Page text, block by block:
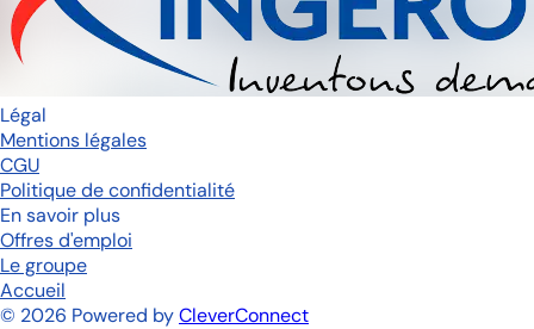
Légal
Mentions légales
CGU
Politique de confidentialité
En savoir plus
Offres d'emploi
Le groupe
Accueil
© 2026 Powered byCleverConnect